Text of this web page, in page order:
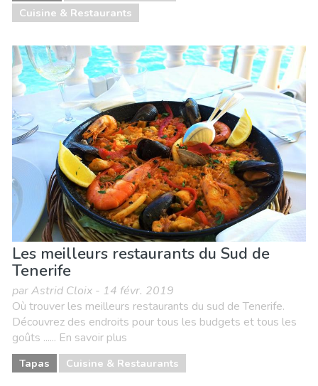
Cuisine & Restaurants
Les meilleurs restaurants du Sud de
Tenerife
par Astrid Cloix - 14 févr. 2019
Où trouver les meilleurs restaurants du sud de Tenerife.
Découvrez des endroits pour tous les budgets et tous les
goûts ...... En savoir plus
Tapas Cuisine & Restaurants